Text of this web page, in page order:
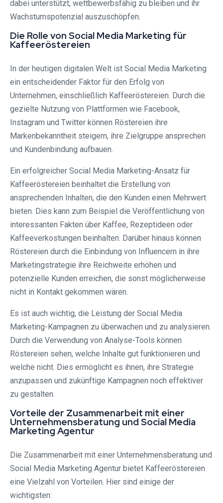
dabei unterstützt, wettbewerbsfähig zu bleiben und ihr
Wachstumspotenzial auszuschöpfen.
Die Rolle von Social Media Marketing für
Kaffeeröstereien
In der heutigen digitalen Welt ist Social Media Marketing
ein entscheidender Faktor für den Erfolg von
Unternehmen, einschließlich Kaffeeröstereien. Durch die
gezielte Nutzung von Plattformen wie Facebook,
Instagram und Twitter können Röstereien ihre
Markenbekanntheit steigern, ihre Zielgruppe ansprechen
und Kundenbindung aufbauen.
Ein erfolgreicher Social Media Marketing-Ansatz für
Kaffeeröstereien beinhaltet die Erstellung von
ansprechenden Inhalten, die den Kunden einen Mehrwert
bieten. Dies kann zum Beispiel die Veröffentlichung von
interessanten Fakten über Kaffee, Rezeptideen oder
Kaffeeverkostungen beinhalten. Darüber hinaus können
Röstereien durch die Einbindung von Influencern in ihre
Marketingstrategie ihre Reichweite erhöhen und
potenzielle Kunden erreichen, die sonst möglicherweise
nicht in Kontakt gekommen wären.
Es ist auch wichtig, die Leistung der Social Media
Marketing-Kampagnen zu überwachen und zu analysieren.
Durch die Verwendung von Analyse-Tools können
Röstereien sehen, welche Inhalte gut funktionieren und
welche nicht. Dies ermöglicht es ihnen, ihre Strategie
anzupassen und zukünftige Kampagnen noch effektiver
zu gestalten.
Vorteile der Zusammenarbeit mit einer
Unternehmensberatung und Social Media
Marketing Agentur
Die Zusammenarbeit mit einer Unternehmensberatung und
Social Media Marketing Agentur bietet Kaffeeröstereien
eine Vielzahl von Vorteilen. Hier sind einige der
wichtigsten: